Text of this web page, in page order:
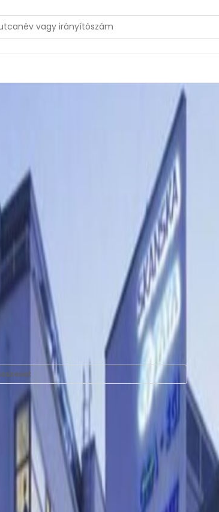
SASBÉRC U. 1,